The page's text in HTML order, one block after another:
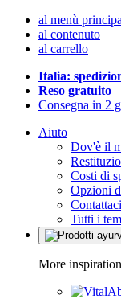
al menù
al contenuto
al carrello
Italia:
Reso gratuito
Consegna in 2
Aiuto
Dov'è il
Costi di
Opzioni
Contattaci
Tutti i
More inspiration